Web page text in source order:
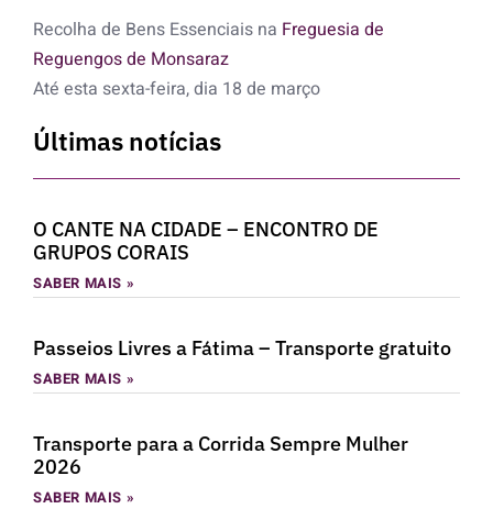
Recolha de Bens Essenciais na Freguesia de
Reguengos de Monsaraz
Até esta sexta-feira, dia 18 de março
Últimas notícias
O CANTE NA CIDADE – ENCONTRO DE
GRUPOS CORAIS
SABER MAIS »
Passeios Livres a Fátima – Transporte gratuito
SABER MAIS »
Transporte para a Corrida Sempre Mulher
2026
SABER MAIS »